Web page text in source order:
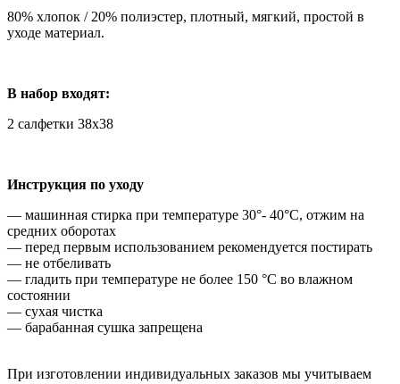
80% хлопок / 20% полиэстер, плотный, мягкий, простой в
уходе материал.
В набор входят:
2 салфетки 38х38
Инструкция по уходу
— машинная стирка при температуре 30°- 40°С, отжим на
средних оборотах
— перед первым использованием рекомендуется постирать
— не отбеливать
— гладить при температуре не более 150 °C во влажном
состоянии
— сухая чистка
— барабанная сушка запрещена
При изготовлении индивидуальных заказов мы учитываем